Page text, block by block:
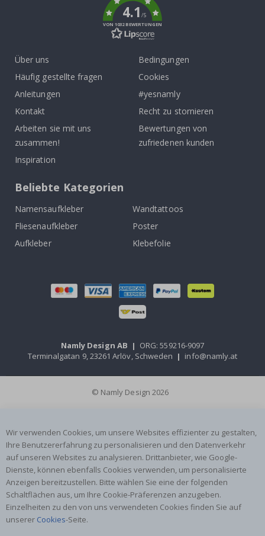
4.1/5
VON 1032 BEWERTUNGEN
Über uns
Häufig gestellte fragen
Anleitungen
Kontakt
Arbeiten sie mit uns
zusammen!
Inspiration
Bedingungen
Cookies
#yesnamly
Recht zu stornieren
Bewertungen von
zufriedenen kunden
Beliebte Kategorien
Namensaufkleber
Wandtattoos
Fliesenaufkleber
Poster
Aufkleber
Klebefolie
Namly Design AB | ORG: 559216-9097
Terminalgatan 9, 23261 Arlöv, Schweden | info@namly.at
© Namly Design 2026
Wir verwenden Cookies, um unsere Websites effizienter zu gestalten,
Ihre Benutzererfahrung zu personalisieren und den Datenverkehr
auf unseren Websites zu analysieren. Drittanbieter, wie Google-
Dienste, können ebenfalls Cookies verwenden, um personalisierte
Anzeigen bereitzustellen. Bitte wählen Sie eine der folgenden
Schaltflächen aus, um Ihre Cookie-Präferenzen anzugeben.
Einzelheiten zu den von uns verwendeten Cookies finden Sie auf
unserer Cookies-Seite.